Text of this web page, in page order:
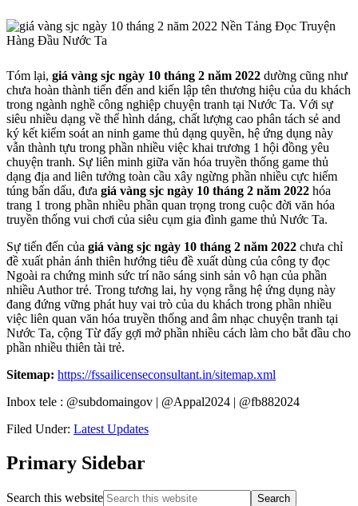
Tóm lại, giá vàng sjc ngày 10 tháng 2 năm 2022 dường cũng như
chưa hoàn thành tiến đến and kiến lập tên thương hiệu của du khách
trong ngành nghề công nghiệp chuyện tranh tại Nước Ta. Với sự
siêu nhiều dạng về thể hình dáng, chất lượng cao phân tách sẻ and
ký kết kiểm soát an ninh game thủ dạng quyền, hệ ứng dụng này
vẫn thành tựu trong phần nhiều việc khai trương 1 hội đồng yêu
chuyện tranh. Sự liên minh giữa văn hóa truyền thống game thủ
dạng địa and liên tưởng toàn cầu xây ngừng phần nhiều cực hiếm
túng bấn dấu, đưa giá vàng sjc ngày 10 tháng 2 năm 2022 hóa
trang 1 trong phần nhiều phần quan trọng trong cuộc đời văn hóa
truyền thống vui chơi của siêu cụm gia đình game thủ Nước Ta.
Sự tiến đến của giá vàng sjc ngày 10 tháng 2 năm 2022 chưa chỉ
đề xuất phản ánh thiên hướng tiêu đề xuất dùng của công ty đọc
Ngoài ra chứng minh sức trí não sáng sinh sản vô hạn của phần
nhiều Author trẻ. Trong tương lai, hy vọng rằng hệ ứng dụng này
đang đứng vững phát huy vai trò của du khách trong phần nhiều
việc liên quan văn hóa truyền thống and âm nhạc chuyện tranh tại
Nước Ta, cộng Từ đấy gợi mở phần nhiều cách làm cho bắt đầu cho
phần nhiều thiên tài trẻ.
Sitemap: https://fssailicenseconsultant.in/sitemap.xml
Inbox tele : @subdomaingov | @Appal2024 | @fb882024
Filed Under: Latest Updates
Primary Sidebar
Search this website